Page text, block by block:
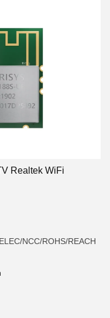
Realtek WiFi
NCC/ROHS/REACH